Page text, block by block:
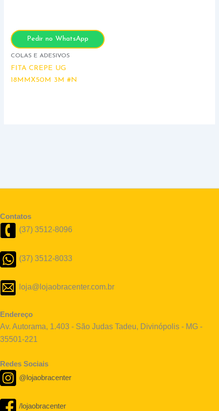
Pedir no WhatsApp
COLAS E ADESIVOS
FITA CREPE UG
18MMX50M 3M #N
Contatos
(37) 3512-8096
(37) 3512-8033
loja@lojaobracenter.com.br
Endereço
Av. Autorama, 1.403 - São Judas Tadeu, Divinópolis - MG -
35501-221
Redes Sociais
@lojaobracenter
/lojaobracenter